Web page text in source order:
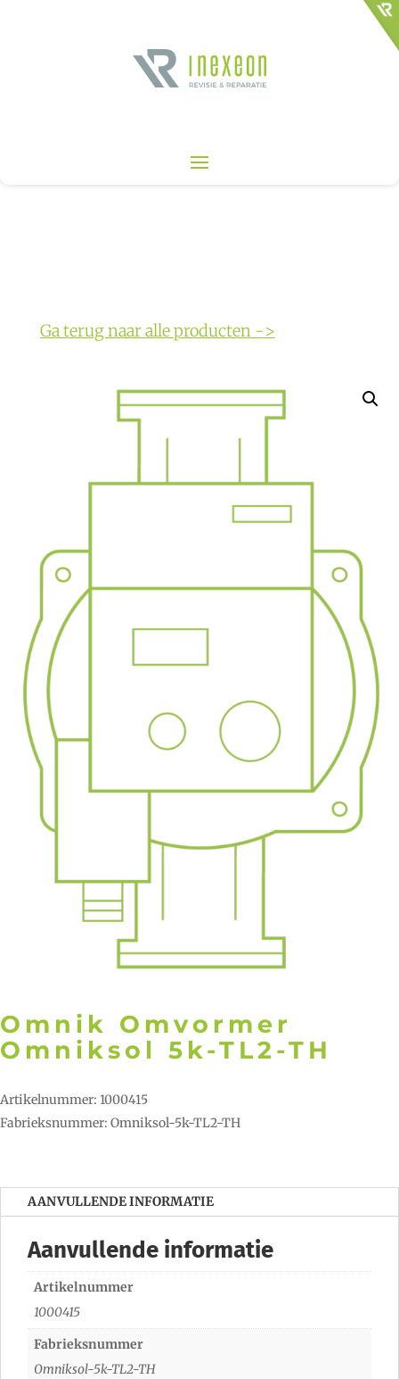
Ga terug naar alle producten ->
Omnik Omvormer
Omniksol 5k-TL2-TH
Artikelnummer: 1000415
Fabrieksnummer: Omniksol-5k-TL2-TH
AANVULLENDE INFORMATIE
Aanvullende informatie
Artikelnummer
1000415
Fabrieksnummer
Omniksol-5k-TL2-TH